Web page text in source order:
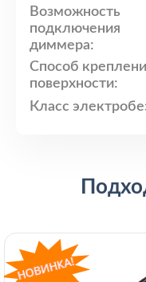
Возможность
подключения
диммера:
Способ
поверхности:
Класс